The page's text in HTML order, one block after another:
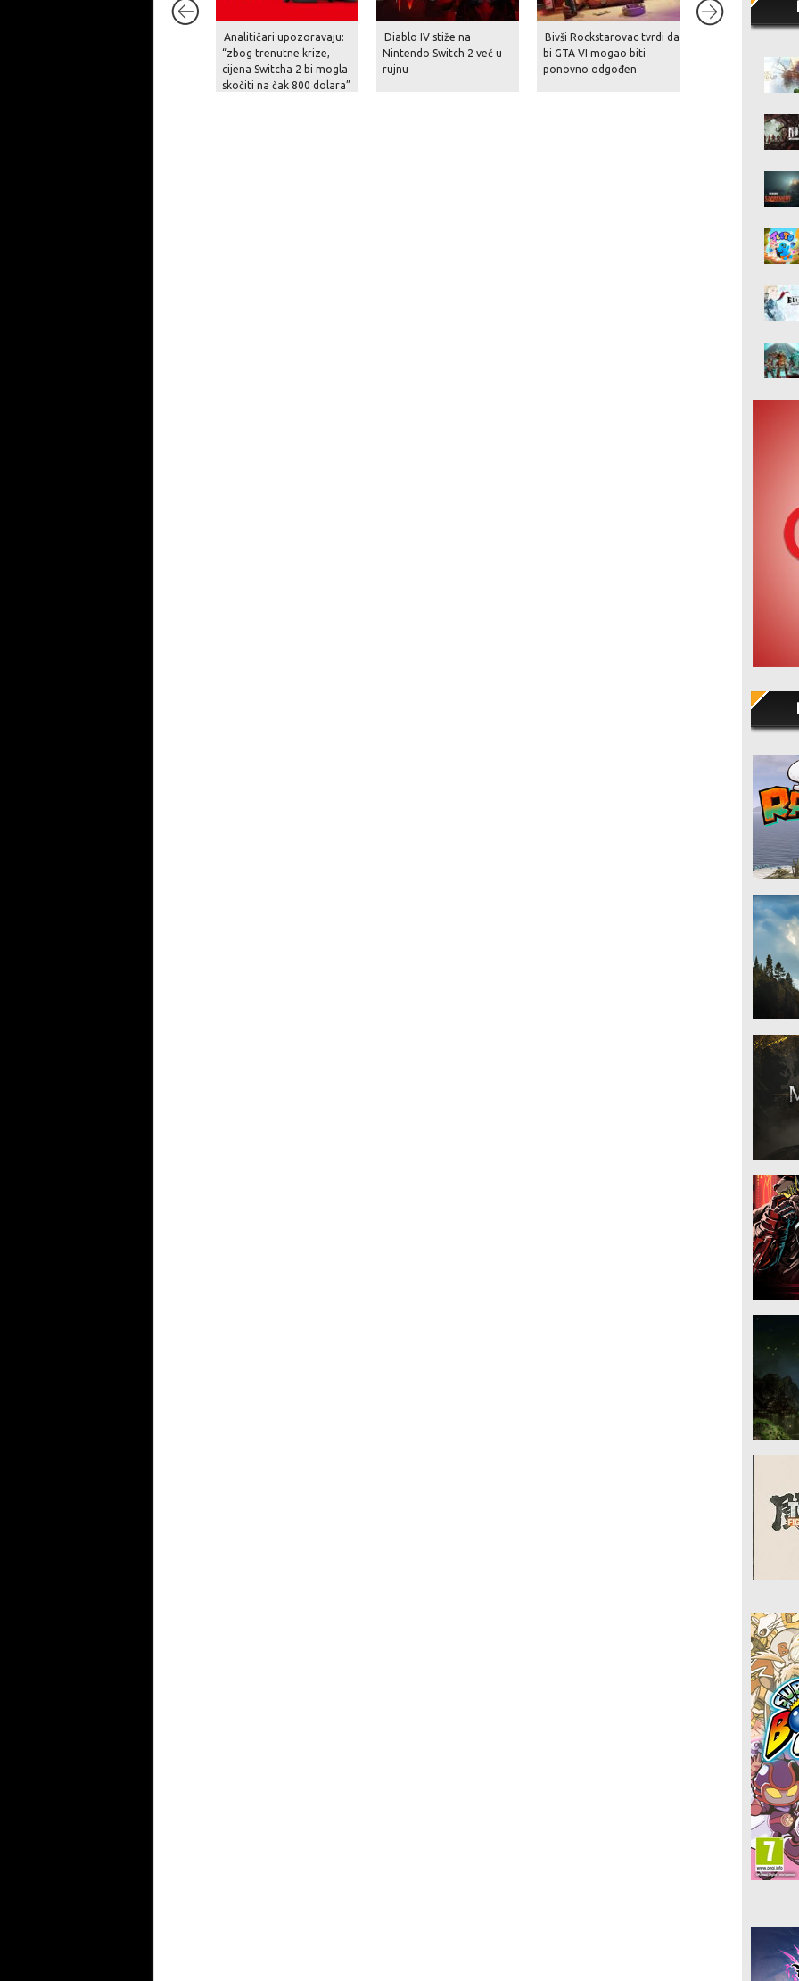
Analitičari upozoravaju:
“zbog trenutne krize,
cijena Switcha 2 bi mogla
skočiti na čak 800 dolara”
Diablo IV stiže na
Nintendo Switch 2 već u
rujnu
Bivši Rockstarovac tvrdi da
bi GTA VI mogao biti
ponovno odgođen
tuš – EA planira
700 milijuna dolara